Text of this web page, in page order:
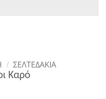
/ ΣΕΛΤΕΔΆΚΙΑ
Καρό